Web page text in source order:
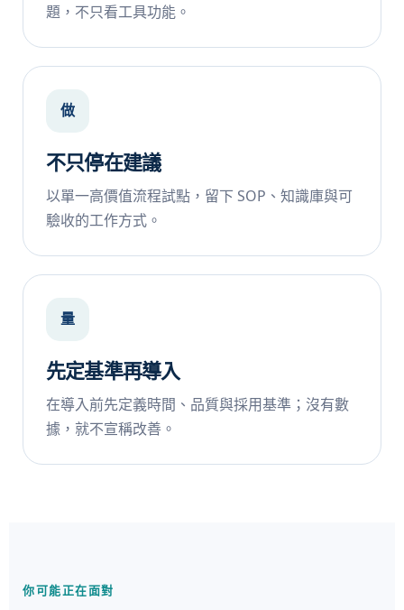
題，不只看工具功能。
做
不只停在建議
以單一高價值流程試點，留下 SOP、知識庫與可
驗收的工作方式。
量
先定基準再導入
在導入前先定義時間、品質與採用基準；沒有數
據，就不宣稱改善。
你可能正在面對